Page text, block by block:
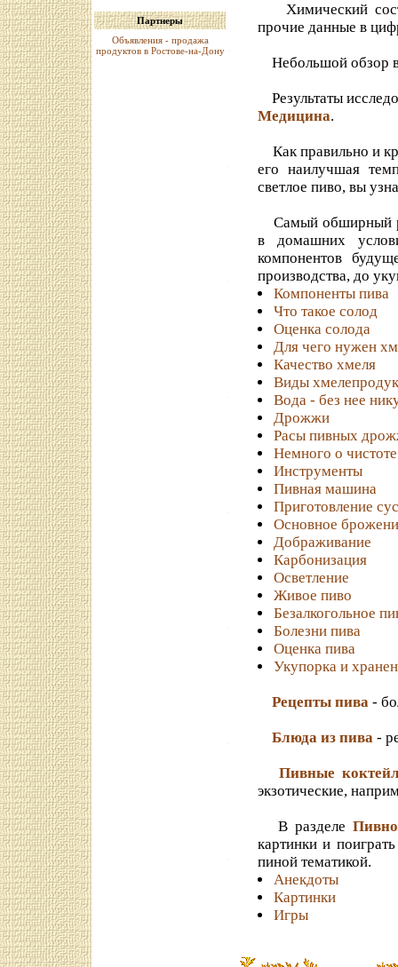
Партнеры
Объявления - продажа
продуктов в Ростове-на-Дону
Химический
прочие данные в
Небольшой обзор
Результаты
Медицина.
Как правильно и
его наилучшая
светлое пиво, вы
Самый обширный
в домашних
компонентов
производства, до
Компоненты пива
Что такое солод
Оценка солода
Для чего нужен
Качество хмеля
Виды
Вода - без нее
Дрожжи
Расы пивных
Немного о чистоте
Инструменты
Пивная машина
Приготовление
Основное
Дображивание
Карбонизация
Осветление
Живое пиво
Безалкогольное
Болезни пива
Оценка пива
Укупорка и
Рецепты пива -
Блюда из пива -
Пивные
экзотические,
В разделе
картинки и
пиной тематикой.
Анекдоты
Картинки
Игры